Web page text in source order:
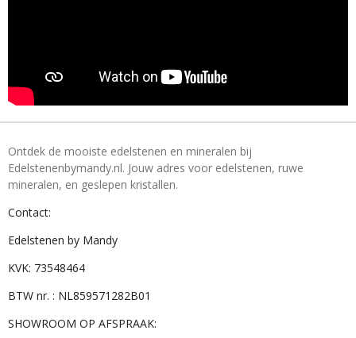
Ontdek de mooiste edelstenen en mineralen bij
Edelstenenbymandy.nl. Jouw adres voor edelstenen, ruwe
mineralen, en geslepen kristallen.
Contact:
Edelstenen by Mandy
KVK: 73548464
BTW nr. : NL859571282B01
SHOWROOM OP AFSPRAAK: